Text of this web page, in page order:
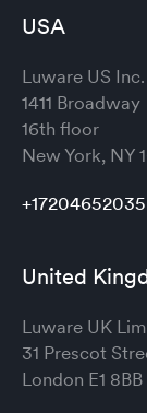
USA
Luware US Inc.
1411 Broadway
16th floor
New York, NY
+17204652035
United
Luware UK
31 Prescot
London E1 8BB